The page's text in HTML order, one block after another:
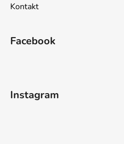
Kontakt
Facebook
Instagram